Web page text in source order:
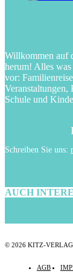
Willkommen auf
herum! Alles
vor:
Schule und
Schreiben Sie uns:
AUCH
© 2026 KITZ-VERLAG
AGB